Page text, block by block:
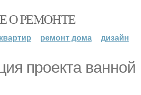
О РЕМОНТЕ
ремонт дома дизайн
проекта ванной